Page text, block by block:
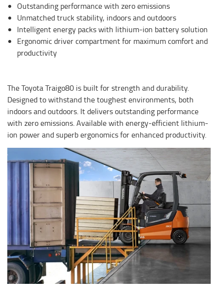
Outstanding performance with zero emissions
Unmatched truck stability, indoors and outdoors
Intelligent energy packs with lithium-ion battery solution
Ergonomic driver compartment for maximum comfort and
productivity
The Toyota Traigo80 is built for strength and durability.
Designed to withstand the toughest environments, both
indoors and outdoors. It delivers outstanding performance
with zero emissions. Available with energy-efficient lithium-
ion power and superb ergonomics for enhanced productivity.